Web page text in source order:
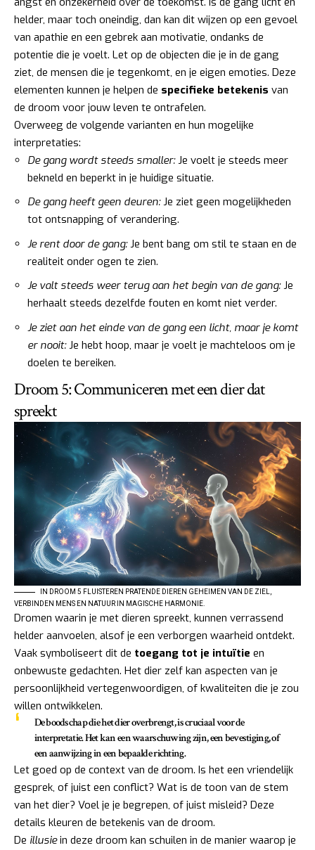
helder, maar toch oneindig, dan kan dit wijzen op een gevoel
van apathie en een gebrek aan motivatie, ondanks de
potentie die je voelt. Let op de objecten die je in de gang
ziet, de mensen die je tegenkomt, en je eigen emoties. Deze
elementen kunnen je helpen de specifieke betekenis van
de droom voor jouw leven te ontrafelen.
Overweeg de volgende varianten en hun mogelijke
interpretaties:
De gang wordt steeds smaller:Je voelt je steeds meer
bekneld en beperkt in je huidige situatie.
De gang heeft geen deuren:Je ziet geen mogelijkheden
tot ontsnapping of verandering.
Je rent door de gang:Je bent bang om stil te staan en de
realiteit onder ogen te zien.
Je valt steeds weer terug aan het begin van de gang:Je
herhaalt steeds dezelfde fouten en komt niet verder.
Je ziet aan het einde van de gang een licht, maar je komt
er nooit:Je hebt hoop, maar je voelt je machteloos om je
doelen te bereiken.
Droom 5: Communiceren met een dier dat
spreekt
IN DROOM 5 FLUISTEREN PRATENDE DIEREN GEHEIMEN VAN DE ZIEL,
VERBINDEN MENS EN NATUUR IN MAGISCHE HARMONIE.
Dromen waarin je met dieren spreekt, kunnen verrassend
helder aanvoelen, alsof je een verborgen waarheid ontdekt.
Vaak symboliseert dit de toegang tot je intuïtie en
onbewuste gedachten. Het dier zelf kan aspecten van je
persoonlijkheid vertegenwoordigen, of kwaliteiten die je zou
willen ontwikkelen.
De boodschap die het dier overbrengt, is cruciaal voor de
interpretatie. Het kan een waarschuwing zijn, een bevestiging, of
een aanwijzing in een bepaalde richting.
Let goed op de context van de droom. Is het een vriendelijk
gesprek, of juist een conflict? Wat is de toon van de stem
van het dier? Voel je je begrepen, of juist misleid? Deze
details kleuren de betekenis van de droom.
De illusiein deze droom kan schuilen in de manier waarop je